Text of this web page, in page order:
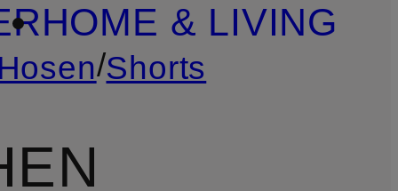
HOME & LIVING
Hosen/Shorts